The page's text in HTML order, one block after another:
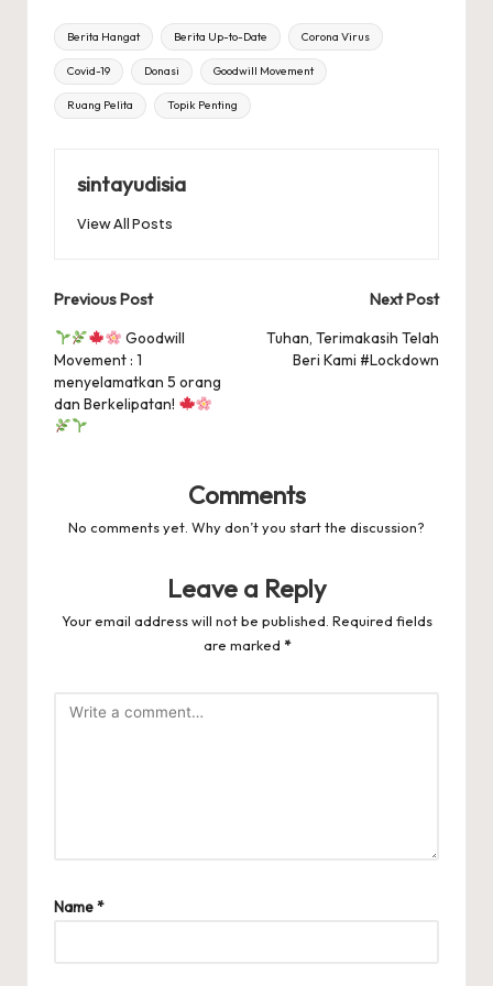
Tags:
Berita Hangat Berita Up-to-Date Corona Virus
Covid-19 Donasi Goodwill Movement
Ruang Pelita Topik Penting
sintayudisia
View All Posts
Post
navigation
Previous Post
Goodwill
Movement : 1
menyelamatkan 5 orang
dan Berkelipatan!
Next Post
Tuhan, Terimakasih Telah
Beri Kami #Lockdown
Comments
No comments yet. Why don’t you start the discussion?
Leave a Reply
Your email address will not be published. Required fields
are marked *
Name*